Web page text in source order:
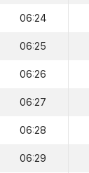
06:24
06:25
06:26
06:27
06:28
06:29